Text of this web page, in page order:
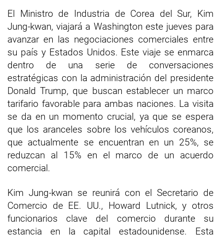
El Ministro de Industria de Corea del Sur, Kim
Jung-kwan, viajará a Washington este jueves para
avanzar en las negociaciones comerciales entre
su país y Estados Unidos. Este viaje se enmarca
dentro de una serie de conversaciones
estratégicas con la administración del presidente
Donald Trump, que buscan establecer un marco
tarifario favorable para ambas naciones. La visita
se da en un momento crucial, ya que se espera
que los aranceles sobre los vehículos coreanos,
que actualmente se encuentran en un 25%, se
reduzcan al 15% en el marco de un acuerdo
comercial.
Kim Jung-kwan se reunirá con el Secretario de
Comercio de EE. UU., Howard Lutnick, y otros
funcionarios clave del comercio durante su
estancia en la capital estadounidense. Esta